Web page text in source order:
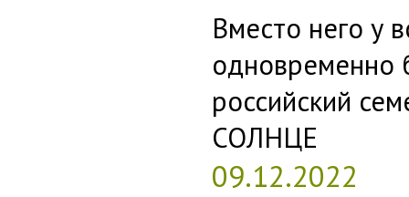
Вместо него у
одновременно
российский
СОЛНЦЕ
09.12.2022